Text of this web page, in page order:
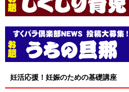
妊活応援！妊娠のための基礎講座